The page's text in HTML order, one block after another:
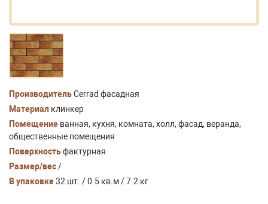
ПроизводительCerrad фасадная
Материал клинкер
Помещение ванная, кухня, комната, холл, фасад, веранда,
общественные помещения
Поверхностьфактурная
Размер/вес/
В упаковке32 шт. / 0.5 кв.м / 7.2 кг